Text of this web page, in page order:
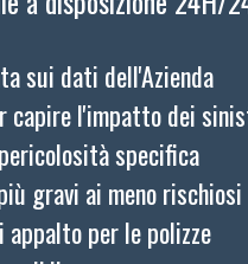
sui dati dell'Azienda
capire l'impatto dei
specifica
gravi ai meno rischiosi
per le polizze